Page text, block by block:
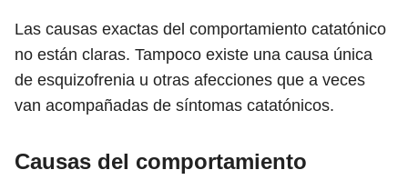
Las causas exactas del comportamiento catatónico
no están claras. Tampoco existe una causa única
de esquizofrenia u otras afecciones que a veces
van acompañadas de síntomas catatónicos.
Causas del comportamiento